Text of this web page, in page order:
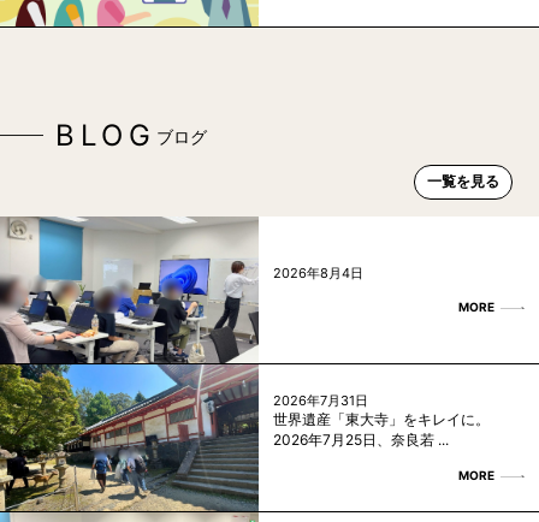
BLOG ブログ
一覧を見る
2026年8月4日
MORE
2026年7月31日
世界遺産「東大寺」をキレイに。
2026年7月25日、奈良若 ...
MORE